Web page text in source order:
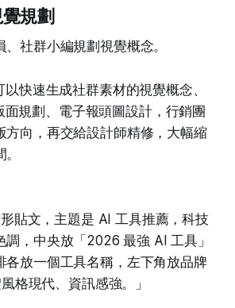
規劃
社群小編規劃視覺概念。
快速生成社群素材的視覺概念、
規劃、電子報頭圖設計，行銷團
方向，再交給設計師精修，大幅縮
形貼文，主題是 AI 工具推薦，科技
調，中央放「2026 最強 AI 工具」
各放一個工具名稱，左下角放品牌
格現代、資訊感強。」